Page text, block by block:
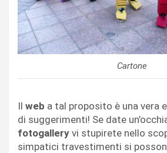
Cartone
Il web a tal proposito è una vera
di suggerimenti! Se date
fotogallery vi stupirete nello
simpatici travestimenti si